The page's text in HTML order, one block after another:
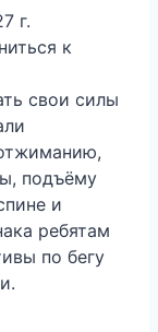
г.
к
свои силы
подъёму
и
ребятам
по бегу